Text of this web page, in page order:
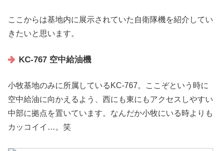
ここからは基地内に展示されていた自衛隊機を紹介してい
きたいと思います。
KC-767 空中給油機
小牧基地のみに所属しているKC-767。ここぞという時に
空中給油に向かえるよう、西にも東にもアクセスしやすい
中部に拠点を置いています。なんだか小牧にいる時よりも
カッコイイ…。笑